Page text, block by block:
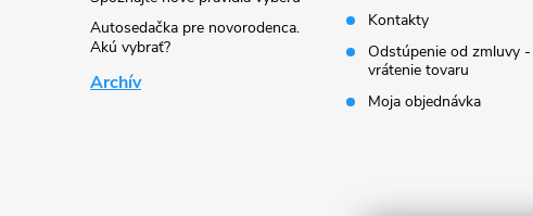
Autosedačka pre novorodenca.
Akú vybrať?
Archív
Kontakty
Odstúpenie od zmluvy -
vrátenie tovaru
Moja objednávka